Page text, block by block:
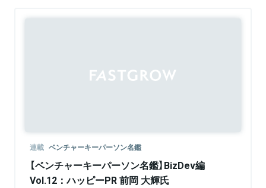
連載 ベンチャーキーパーソン名鑑
【ベンチャーキーパーソン名鑑】BizDev編
Vol.12：ハッピーPR 前岡 大輝氏